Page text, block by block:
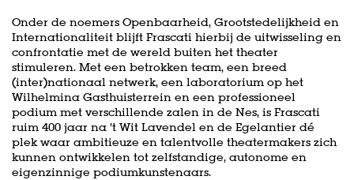
Onder de noemers Openbaarheid, Grootstedelijkheid en
Internationaliteit blijft Frascati hierbij de uitwisseling en
confrontatie met de wereld buiten het theater
stimuleren. Met een betrokken team, een breed
(inter)nationaal netwerk, een laboratorium op het
Wilhelmina Gasthuisterrein en een professioneel
podium met verschillende zalen in de Nes, is Frascati
ruim 400 jaar na ’t Wit Lavendel en de Egelantier dé
plek waar ambitieuze en talentvolle theatermakers zich
kunnen ontwikkelen tot zelfstandige, autonome en
eigenzinnige podiumkunstenaars.